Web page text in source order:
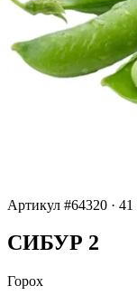
Артикул #64320 · 41
СИБУР 2
Горох